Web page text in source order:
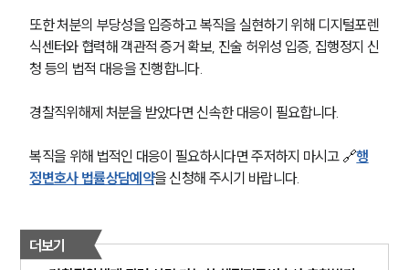
또한 처분의 부당성을 입증하고 복직을 실현하기 위해 디지털포렌
식센터와 협력해 객관적 증거 확보, 진술 허위성 입증, 집행정지 신
청 등의 법적 대응을 진행합니다.
경찰직위해제 처분을 받았다면 신속한 대응이 필요합니다.
복직을 위해 법적인 대응이 필요하시다면 주저하지 마시고 🔗행
정변호사 법률상담예약을 신청해 주시기 바랍니다.
더보기